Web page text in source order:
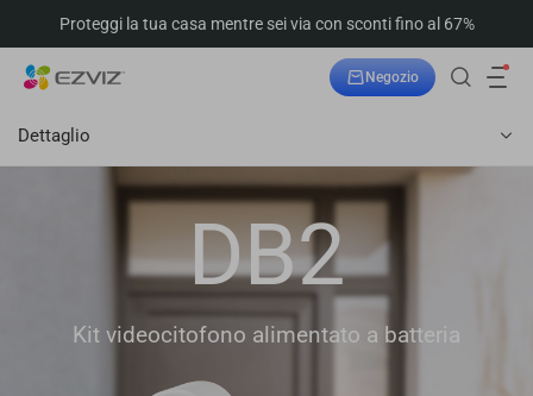
Proteggi la tua casa mentre sei via con sconti fino al 67%
Negozio
Dettaglio
DB2
Kit videocitofono alimentato a batteria